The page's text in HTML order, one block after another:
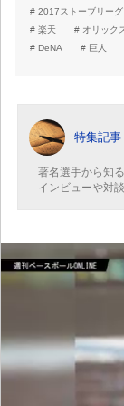
2017ストーブリーグ
楽天
オリック
DeNA
巨人
特集記事
著名選手から知
インビューや対